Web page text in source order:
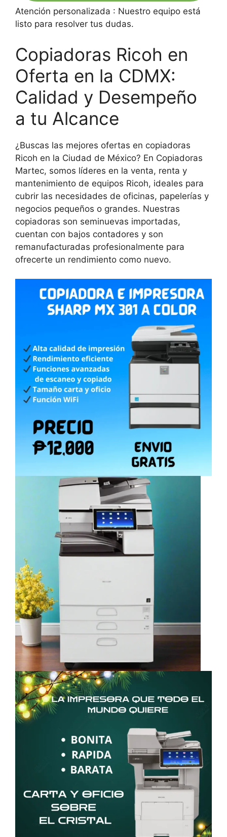
Atención personalizada : Nuestro equipo está
listo para resolver tus dudas.
Copiadoras Ricoh en
Oferta en la CDMX:
Calidad y Desempeño
a tu Alcance
¿Buscas las mejores ofertas en copiadoras
Ricoh en la Ciudad de México? En Copiadoras
Martec, somos líderes en la venta, renta y
mantenimiento de equipos Ricoh, ideales para
cubrir las necesidades de oficinas, papelerías y
negocios pequeños o grandes. Nuestras
copiadoras son seminuevas importadas,
cuentan con bajos contadores y son
remanufacturadas profesionalmente para
ofrecerte un rendimiento como nuevo.